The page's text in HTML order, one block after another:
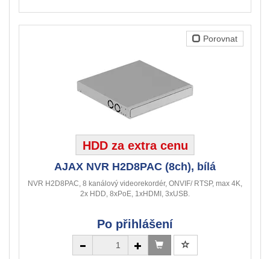
Porovnat
HDD za extra cenu
AJAX NVR H2D8PAC (8ch), bílá
NVR H2D8PAC, 8 kanálový videorekordér, ONVIF/ RTSP, max 4K,
2x HDD, 8xPoE, 1xHDMI, 3xUSB.
Po přihlášení